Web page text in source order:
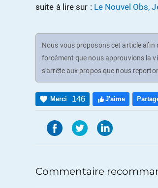
suite à lire sur : Le Nouvel Obs,
Nous vous proposons cet article afin
forcément que nous approuvions la
s'arrête aux propos que nous
Merci 146 J'aime
Commentaire